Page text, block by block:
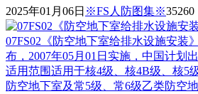
2025年01月06日 ※FS人防图集※35260
07FS02《防空地下室给排水设施安装
布，2007年05月01日实施，中国计划
适用范围适用于核4级、核4B级、核5
防空地下室及常5级、常6级乙类防空